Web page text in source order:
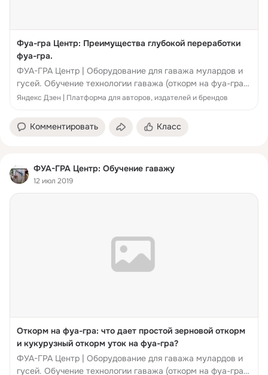
Фуа-гра Центр: Преимущества глубокой переработки
фуа-гра.
ФУА-ГРА Центр | Оборудование для гаважа мулардов и
гусей. Обучение технологии гаважа (откорм на фуа-гра).
www.foiegras-centr.com/ Утка во Франции очень
Яндекс Дзен | Платформа для авторов, издателей и брендов
Комментировать Класс
ФУА-ГРА Центр: Обучение гаважу
12 июл 2019
Откорм на фуа-гра: что дает простой зерновой откорм
и кукурузный откорм уток на фуа-гра?
ФУА-ГРА Центр | Оборудование для гаважа мулардов и
гусей. Обучение технологии гаважа (откорм на фуа-гра).